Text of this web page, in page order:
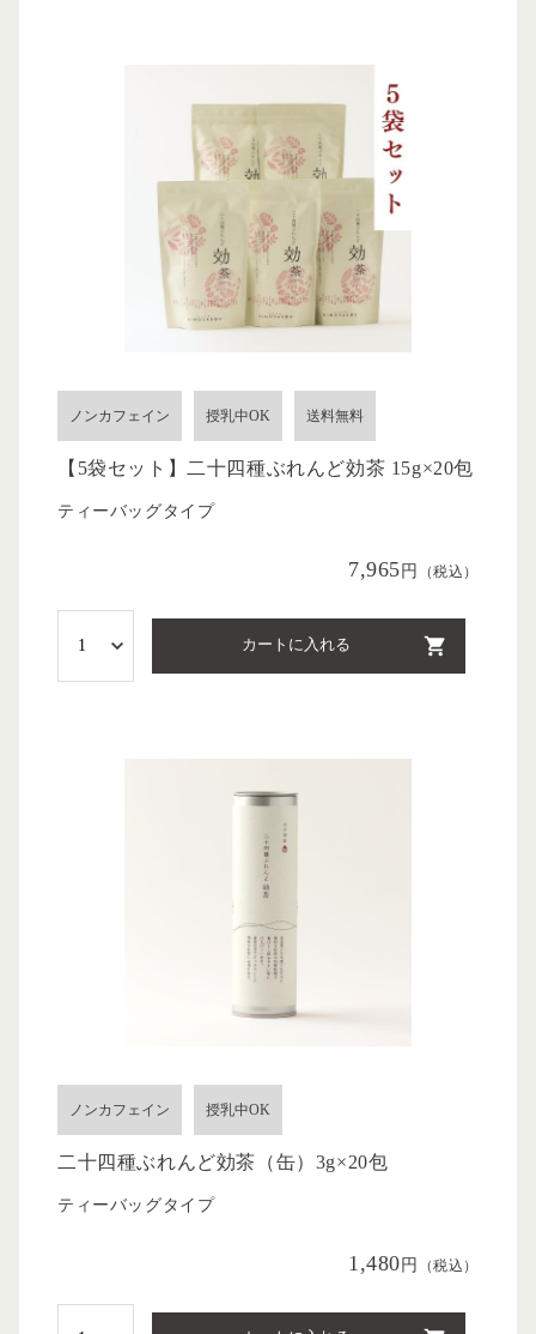
ノンカフェイン 授乳中OK 送料無料
【5袋セット】二十四種ぶれんど効茶 15g×20包
ティーバッグタイプ
7,965 円 （税込）
カートに入れる
ノンカフェイン 授乳中OK
二十四種ぶれんど効茶（缶）3g×20包
ティーバッグタイプ
1,480円 （税込）